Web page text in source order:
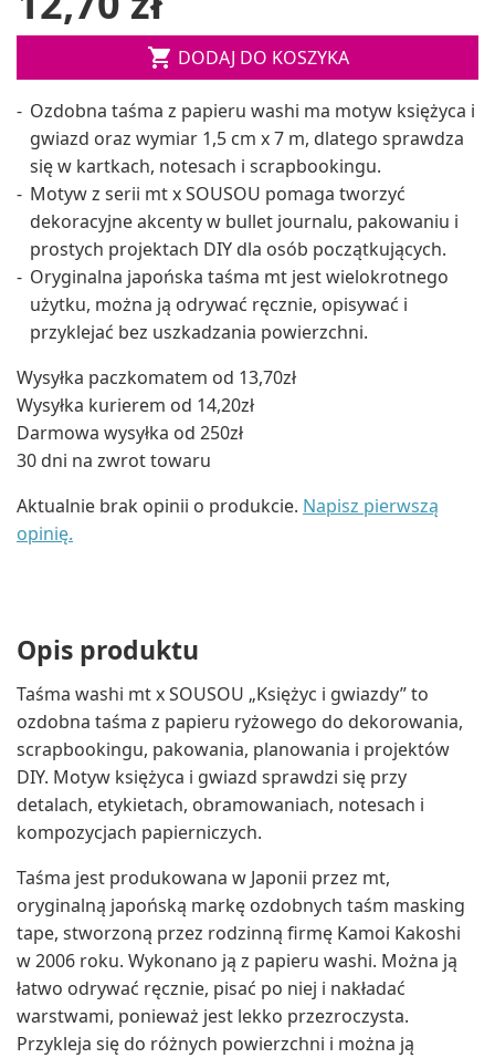
 DODAJ DO KOSZYKA
Ozdobna taśma z papieru washi ma motyw księżyca i
gwiazd oraz wymiar 1,5 cm x 7 m, dlatego sprawdza
się w kartkach, notesach i scrapbookingu.
Motyw z serii mt x SOUSOU pomaga tworzyć
dekoracyjne akcenty w bullet journalu, pakowaniu i
prostych projektach DIY dla osób początkujących.
Oryginalna japońska taśma mt jest wielokrotnego
użytku, można ją odrywać ręcznie, opisywać i
przyklejać bez uszkadzania powierzchni.
Wysyłka paczkomatem od 13,70zł
Wysyłka kurierem od 14,20zł
Darmowa wysyłka od 250zł
30 dni na zwrot towaru
Aktualnie brak opinii o produkcie. Napisz pierwszą
opinię.
Opis produktu
Taśma washi mt x SOUSOU „Księżyc i gwiazdy” to
ozdobna taśma z papieru ryżowego do dekorowania,
scrapbookingu, pakowania, planowania i projektów
DIY. Motyw księżyca i gwiazd sprawdzi się przy
detalach, etykietach, obramowaniach, notesach i
kompozycjach papierniczych.
Taśma jest produkowana w Japonii przez mt,
oryginalną japońską markę ozdobnych taśm masking
tape, stworzoną przez rodzinną firmę Kamoi Kakoshi
w 2006 roku. Wykonano ją z papieru washi. Można ją
łatwo odrywać ręcznie, pisać po niej i nakładać
warstwami, ponieważ jest lekko przezroczysta.
Przykleja się do różnych powierzchni i można ją